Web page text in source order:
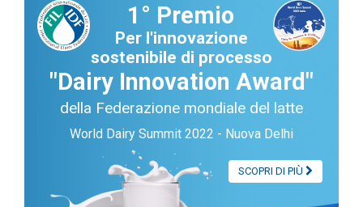
SCOPRI DI PIÙ
1° Premio
Per l'innovazione
sostenibile di processo
"Dairy Innovation Award"
della Federazione mondiale del latte
World Dairy Summit 2022 - Nuova Delhi